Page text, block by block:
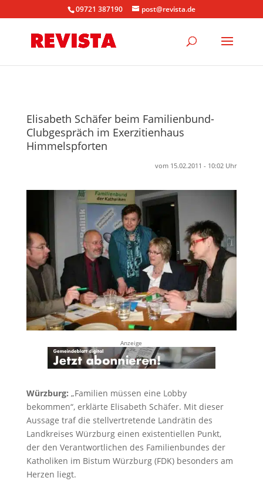
09721 387190 post@revista.de
Elisabeth Schäfer beim Familienbund-
Clubgespräch im Exerzitienhaus
Himmelspforten
vom 15.02.2011 - 10:02 Uhr
Anzeige
Würzburg: „Familien müssen eine Lobby
bekommen“, erklärte Elisabeth Schäfer. Mit dieser
Aussage traf die stellvertretende Landrätin des
Landkreises Würzburg einen existentiellen Punkt,
der den Verantwortlichen des Familienbundes der
Katholiken im Bistum Würzburg (FDK) besonders am
Herzen liegt.